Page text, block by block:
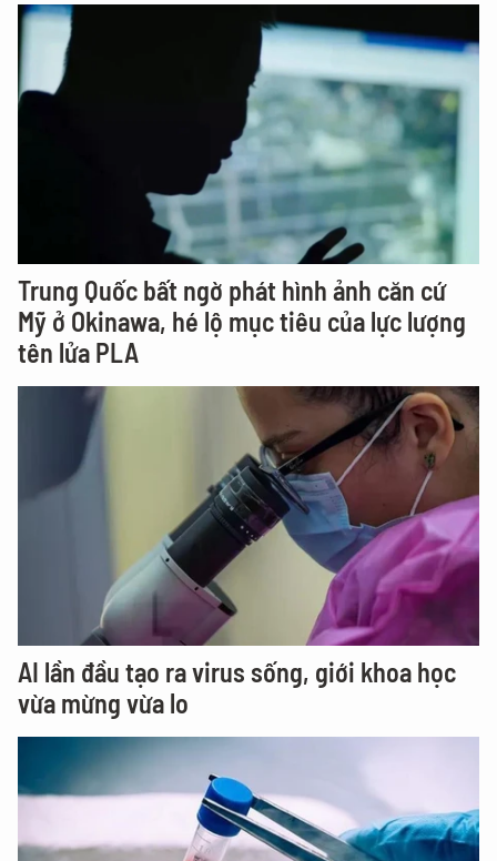
Trung Quốc bất ngờ phát hình ảnh căn cứ
Mỹ ở Okinawa, hé lộ mục tiêu của lực lượng
tên lửa PLA
AI lần đầu tạo ra virus sống, giới khoa học
vừa mừng vừa lo